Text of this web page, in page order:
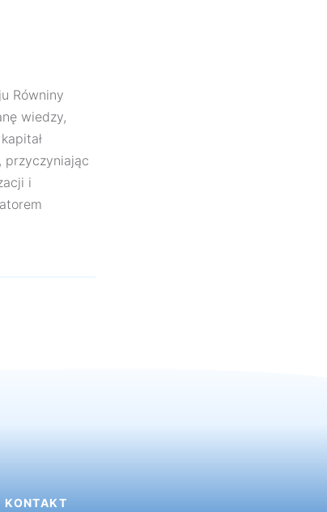
Równiny
wiedzy,
przyczyniając
i
KONTAKT